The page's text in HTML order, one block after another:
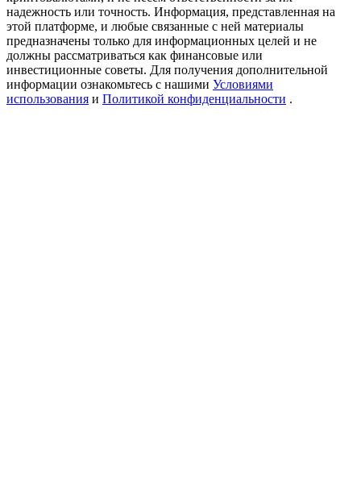
USDT Flexible Staking | Daily Rewards
New Listing Futures Fest
надежность или точность. Информация, представленная на
этой платформе, и любые связанные с ней материалы
предназначены только для информационных целей и не
должны рассматриваться как финансовые или
инвестиционные советы. Для получения дополнительной
информации ознакомьтесь с нашими Условиями
использования и Политикой конфиденциальности .